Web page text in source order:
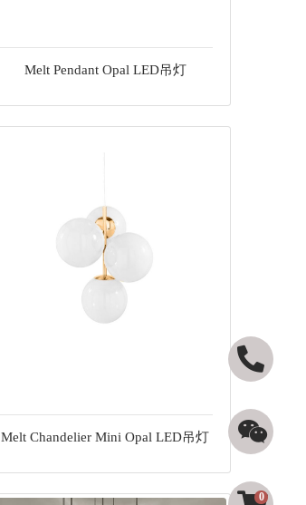
Melt Pendant Opal LED吊灯
Melt Chandelier Mini Opal LED吊灯
0